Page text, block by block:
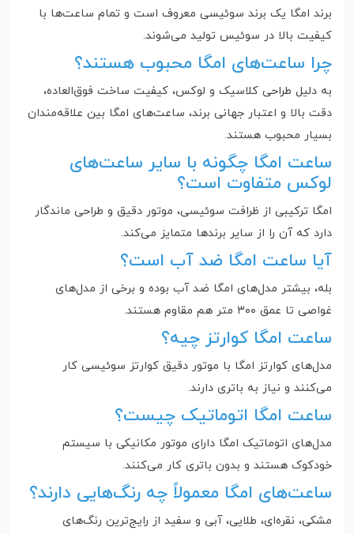
برند امگا یک برند سوئیسی معروف است و تمام ساعت‌ها با
کیفیت بالا در سوئیس تولید می‌شوند.
چرا ساعت‌های امگا محبوب هستند؟
به دلیل طراحی کلاسیک و لوکس، کیفیت ساخت فوق‌العاده،
دقت بالا و اعتبار جهانی برند، ساعت‌های امگا بین علاقه‌مندان
بسیار محبوب هستند.
ساعت امگا چگونه با سایر ساعت‌های
لوکس متفاوت است؟
امگا ترکیبی از ظرافت سوئیسی، موتور دقیق و طراحی ماندگار
دارد که آن را از سایر برندها متمایز می‌کند.
آیا ساعت امگا ضد آب است؟
بله، بیشتر مدل‌های امگا ضد آب بوده و برخی از مدل‌های
غواصی تا عمق ۳۰۰ متر هم مقاوم هستند.
ساعت امگا کوارتز چیه؟
مدل‌های کوارتز امگا با موتور دقیق کوارتز سوئیسی کار
می‌کنند و نیاز به باتری دارند.
ساعت امگا اتوماتیک چیست؟
مدل‌های اتوماتیک امگا دارای موتور مکانیکی با سیستم
خودکوک هستند و بدون باتری کار می‌کنند.
ساعت‌های امگا معمولاً چه رنگ‌هایی دارند؟
مشکی، نقره‌ای، طلایی، آبی و سفید از رایج‌ترین رنگ‌های